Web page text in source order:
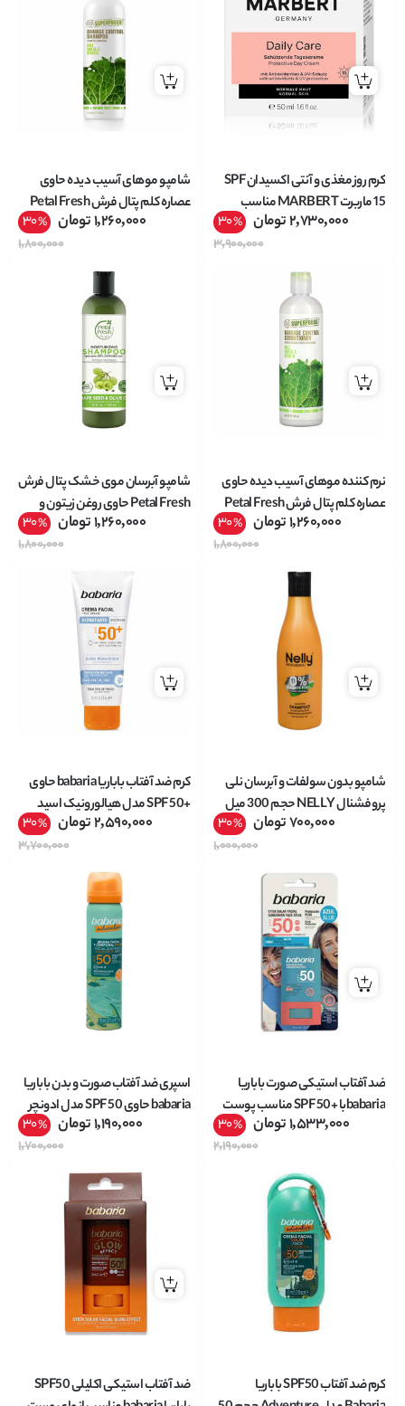
کرم روز مغذی و آنتی اکسیدان SPF
15 ماربرت MARBERT مناسب
پوست نرمال سری DAILY CARE2,730,000تومان 30%
3,900,000
شامپو موهای آسیب دیده حاوی
عصاره کلم پتال فرش Petal Fresh
مدل DAMAGE CONTROL حجم
1,260,000تومان 30%
1,800,000
نرم کننده موهای آسیب دیده حاوی
عصاره کلم پتال فرش Petal Fresh
مدل DAMAGE CONTROL حجم
1,260,000تومان 30%
1,800,000
شامپو آبرسان موی خشک پتال فرش
Petal Fresh حاوی روغن زیتون و
هسته انگور Grape Seed & Olive
1,260,000تومان 30%
1,800,000
شامپو بدون سولفات و آبرسان نلی
پروفشنال NELLY حجم 300 میل
700,000تومان 30%
1,000,000
کرم ضد آفتاب باباریا babaria حاوی
+SPF 50 مدل هیالورونیک اسید
مناسب انواع پوست حجم 75 میل
2,590,000تومان 30%
3,700,000
ضد آفتاب استیکی صورت باباریا
babariaبا +SPF 50 مناسب پوست
حساس حجم 20 میل
1,533,000تومان 30%
2,190,000
اسپری ضد آفتاب صورت و بدن باباریا
babaria حاوی SPF 50 مدل ادونچر
Adventure حجم 75 میل1,190,000تومان 30%
1,700,000
کرم ضد آفتاب SPF50 باباریا
ضد آفتاب استیکی اکلیلی SPF50